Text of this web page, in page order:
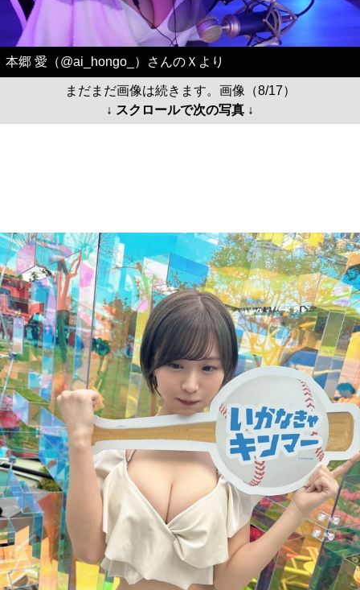
本郷 愛（@ai_hongo_）さんのＸより
まだまだ画像は続きます。画像（8/17）
↓ スクロールで次の写真 ↓